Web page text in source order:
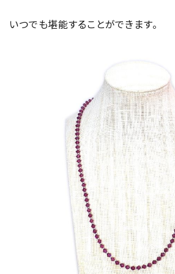
いつでも堪能することができます。